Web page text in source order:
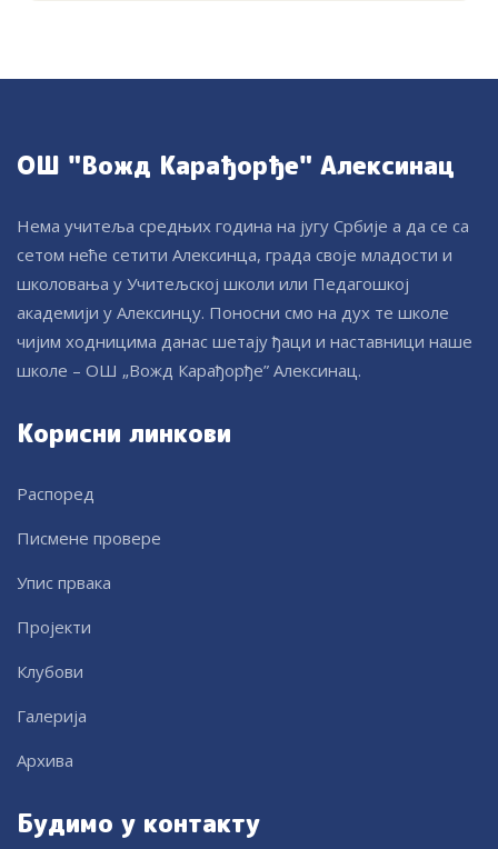
ОШ "Вожд Карађорђе" Алексинац
Нема учитеља средњих година на југу Србије а да се са
сетом неће сетити Алексинца, града своје младости и
школовања у Учитељској школи или Педагошкој
академији у Алексинцу. Поносни смо на дух те школе
чијим ходницима данас шетају ђаци и наставници наше
школе – ОШ „Вожд Карађорђе” Алексинац.
Корисни линкови
Распоред
Писмене провере
Упис првака
Пројекти
Клубови
Галерија
Архива
Будимо у контакту